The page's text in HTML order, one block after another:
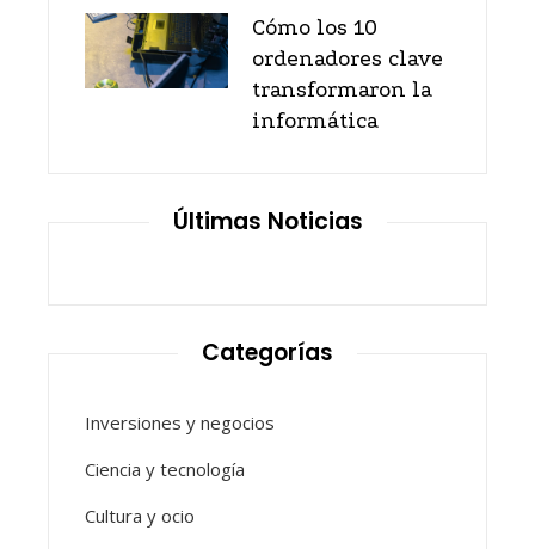
Cómo los 10
ordenadores clave
transformaron la
informática
Últimas Noticias
Categorías
Inversiones y negocios
Ciencia y tecnología
Cultura y ocio